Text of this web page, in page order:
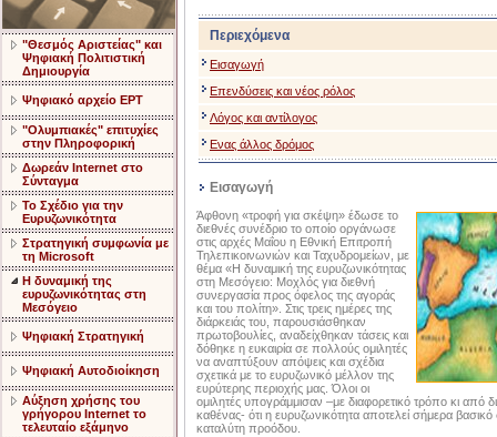
"Θεσμός Αριστείας" και
Ψηφιακή Πολιτιστική
Δημιουργία
Ψηφιακό αρχείο ΕΡΤ
"Ολυμπιακές" επιτυχίες
στην Πληροφορική
Δωρεάν Internet στο
Σύνταγμα
Το Σχέδιο για την
Ευρυζωνικότητα
Στρατηγική συμφωνία με
τη Microsoft
Η δυναμική της
ευρυζωνικότητας στη
Μεσόγειο
Ψηφιακή Στρατηγική
Ψηφιακή Αυτοδιοίκηση
Αύξηση χρήσης του
γρήγορου Internet το
τελευταίο εξάμηνο
Περιεχόμενα
Εισαγωγή
Επενδύσεις και νέος ρόλος
Λόγος και αντίλογος
Ενας άλλος δρόμος
Εισαγωγή
Άφθονη «τροφή για σκέψη» έδωσε το
διεθνές συνέδριο το οποίο οργάνωσε
στις αρχές Μαΐου η Εθνική Επιτροπή
Τηλεπικοινωνιών και Ταχυδρομείων, με
θέμα «Η δυναμική της ευρυζωνικότητας
στη Μεσόγειο: Μοχλός για διεθνή
συνεργασία προς όφελος της αγοράς
και του πολίτη». Στις τρεις ημέρες της
διάρκειάς του, παρουσιάσθηκαν
πρωτοβουλίες, αναδείχθηκαν τάσεις και
δόθηκε η ευκαιρία σε πολλούς ομιλητές
να αναπτύξουν απόψεις και σχέδια
σχετικά με το ευρυζωνικό μέλλον της
ευρύτερης περιοχής μας. Όλοι οι
ομιλητές υπογράμμισαν –με διαφορετικό τρόπο κι από
καθένας- ότι η ευρυζωνικότητα αποτελεί σήμερα
καταλύτη προόδου.